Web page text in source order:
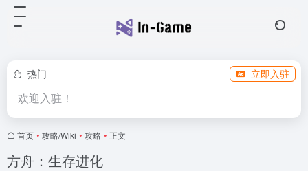
热门 立即入驻
欢迎入驻！
首页 • 攻略/Wiki • 攻略 • 正文
方舟：生存进化